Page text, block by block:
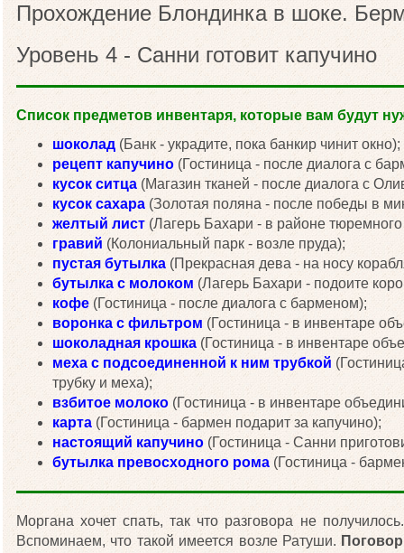
Прохождение Блондинка в шоке.
Уровень 4 - Санни готовит капучино
Список предметов инвентаря, которые вам будут
шоколад (Банк - украдите, пока банкир чинит окно);
рецепт капучино (Гостиница - после диалога с
кусок ситца (Магазин тканей - после диалога с
кусок сахара (Золотая поляна - после победы в
желтый лист (Лагерь Бахари - в районе тюремного
гравий (Колониальный парк - возле пруда);
пустая бутылка (Прекрасная дева - на носу
бутылка с молоком (Лагерь Бахари - подоите
кофе (Гостиница - после диалога с барменом);
воронка с фильтром (Гостиница - в инвентаре
шоколадная крошка (Гостиница - в инвентаре
меха с подсоединенной к ним трубкой
трубку и меха);
взбитое молоко (Гостиница - в инвентаре
карта (Гостиница - бармен подарит за капучино);
настоящий капучино (Гостиница - Санни
бутылка превосходного рома (Гостиница -
Моргана хочет спать, так что разговора не
Вспоминаем, что такой имеется возле Ратуши.